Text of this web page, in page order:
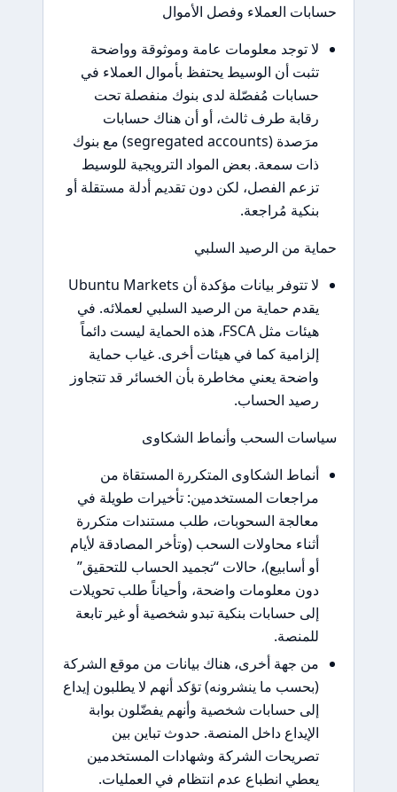
حسابات العملاء وفصل الأموال
لا توجد معلومات عامة وموثوقة وواضحة
تثبت أن الوسيط يحتفظ بأموال العملاء في
حسابات مُفصّلة لدى بنوك منفصلة تحت
رقابة طرف ثالث، أو أن هناك حسابات
مرَصدة (segregated accounts) مع بنوك
ذات سمعة. بعض المواد الترويجية للوسيط
تزعم الفصل، لكن دون تقديم أدلة مستقلة أو
بنكية مُراجعة.
حماية من الرصيد السلبي
لا تتوفر بيانات مؤكدة أن Ubuntu Markets
يقدم حماية من الرصيد السلبي لعملائه. في
هيئات مثل FSCA، هذه الحماية ليست دائماً
إلزامية كما في هيئات أخرى. غياب حماية
واضحة يعني مخاطرة بأن الخسائر قد تتجاوز
رصيد الحساب.
سياسات السحب وأنماط الشكاوى
أنماط الشكاوى المتكررة المستقاة من
مراجعات المستخدمين: تأخيرات طويلة في
معالجة السحوبات، طلب مستندات متكررة
أثناء محاولات السحب (وتأخر المصادقة لأيام
أو أسابيع)، حالات “تجميد الحساب للتحقيق”
دون معلومات واضحة، وأحياناً طلب تحويلات
إلى حسابات بنكية تبدو شخصية أو غير تابعة
للمنصة.
من جهة أخرى، هناك بيانات من موقع الشركة
(بحسب ما ينشرونه) تؤكد أنهم لا يطلبون إيداع
إلى حسابات شخصية وأنهم يفضّلون بوابة
الإيداع داخل المنصة. حدوث تباين بين
تصريحات الشركة وشهادات المستخدمين
يعطي انطباع عدم انتظام في العمليات.